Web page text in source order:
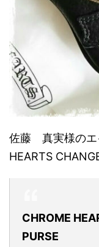
佐藤 真実様のエ
HEARTS
CHROME
PURSE